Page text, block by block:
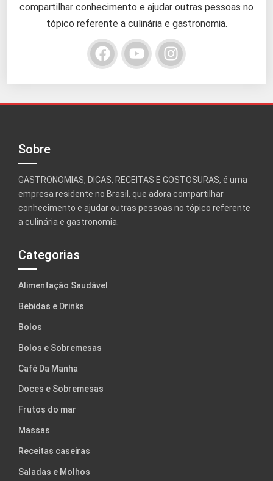
compartilhar conhecimento e ajudar outras pessoas no
tópico referente a culinária e gastronomia.
Sobre
GASTRONOMIAS, DICAS, RECEITAS E GOSTOSURAS, é uma
empresa residente no Brasil, que adora compartilhar
conhecimento e ajudar outras pessoas no tópico referente
a culinária e gastronomia.
Categorias
Alimentação Saudável
Bebidas e Drinks
Bolos
Bolos e Sobremesas
Café Da Manha
Doces e Sobremesas
Frutos do mar
Massas
Receitas caseiras
Saladas e Molhos